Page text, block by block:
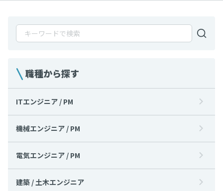
職種から探す
ITエンジニア / PM
機械エンジニア / PM
電気エンジニア / PM
建築 / 土木エンジニア